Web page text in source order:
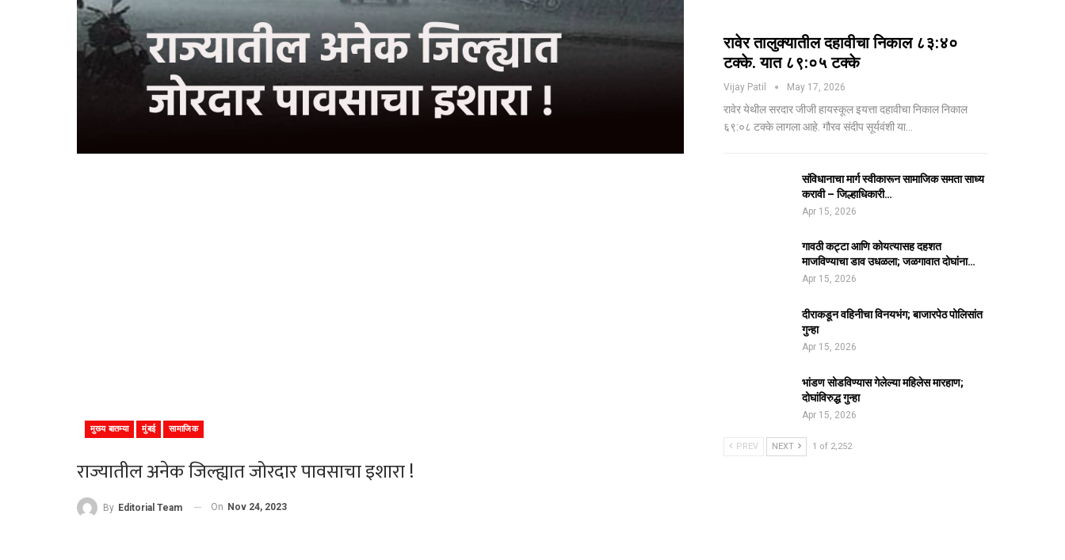
मुख्य बातम्या मुंबई सामाजिक
राज्यातील अनेक जिल्ह्यात जोरदार पावसाचा इशारा !
By Editorial Team On Nov 24, 2023
रावेर तालुक्यातील दहावीचा निकाल ८३:४०
टक्के. यात ८९:०५ टक्के
Vijay Patil May 17, 2026
रावेर येथील सरदार जीजी हायस्कूल इयत्ता दहावीचा निकाल निकाल
६९:०८ टक्के लागला आहे. गौरव संदीप सूर्यवंशी या…
संविधानाचा मार्ग स्वीकारून सामाजिक समता साध्य
करावी – जिल्हाधिकारी…
Apr 15, 2026
गावठी कट्टा आणि कोयत्यासह दहशत
माजविण्याचा डाव उधळला; जळगावात दोघांना…
Apr 15, 2026
दीराकडून वहिनीचा विनयभंग; बाजारपेठ पोलिसांत
गुन्हा
Apr 15, 2026
भांडण सोडविण्यास गेलेल्या महिलेस मारहाण;
दोघांविरुद्ध गुन्हा
Apr 15, 2026
PREV NEXT 1 of 2,252